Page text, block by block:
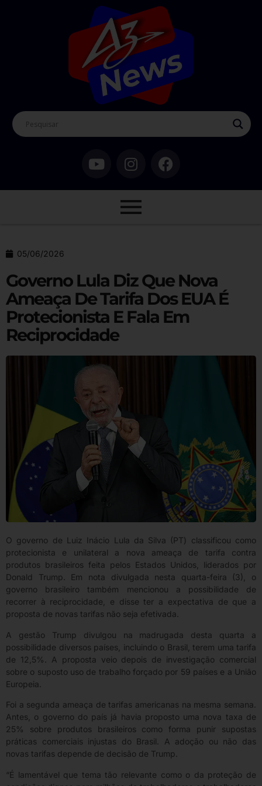
05/06/2026
Governo Lula Diz Que Nova
Ameaça De Tarifa Dos EUA É
Protecionista E Fala Em
Reciprocidade
O governo de Luiz Inácio Lula da Silva (PT) classificou como
protecionista e unilateral a nova ameaça de tarifa contra
produtos brasileiros feita pelos Estados Unidos, liderados por
Donald Trump. Em nota divulgada nesta quarta-feira (3), o
governo brasileiro também mencionou a possibilidade de
recorrer à reciprocidade, e disse ter a expectativa de que a
proposta de novas tarifas não seja efetivada.
A gestão Trump divulgou na madrugada desta quarta a
possibilidade diversos países, incluindo o Brasil, terem uma tarifa
de 12,5%. A proposta veio depois de investigação comercial
sobre o suposto uso de trabalho forçado por 59 países e a União
Europeia.
Foi a segunda ameaça de tarifas americanas na mesma semana.
Antes, o governo do país já havia proposto uma nova taxa de
25% sobre produtos brasileiros como forma punir supostas
práticas comerciais injustas do Brasil. A adoção ou não das
novas tarifas depende de decisão de Trump.
“É lamentável que tema tão relevante como o da proteção de